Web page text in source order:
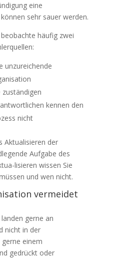
eine
sehr sauer werden.
häufig zwei
unzureichende
zuständigen
kennen den
nicht
Aktualisieren der
Aufgabe des
lisieren wissen Sie
und wen nicht.
vermeidet
gerne an
nicht in der
einem
gedrückt oder